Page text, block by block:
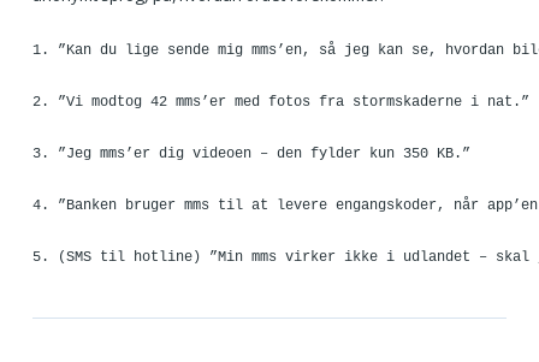
1. ”Kan du lige sende mig mms’en, så jeg kan se, hvordan
2. ”Vi modtog 42 mms’er med fotos fra stormskaderne i nat.”
3. ”Jeg mms’er dig videoen – den fylder kun 350 KB.”
4. ”Banken bruger mms til at levere engangskoder, når
5. (SMS til hotline) ”Min mms virker ikke i udlandet – skal